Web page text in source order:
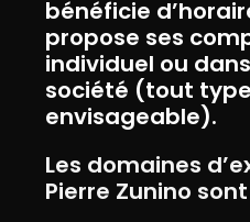
bénéficie
propose ses
individuel ou
société (tout
envisageable).
Les domaines
Pierre Zunino